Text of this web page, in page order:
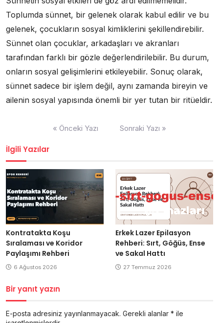
Toplumda sünnet, bir gelenek olarak kabul edilir ve bu
gelenek, çocukların sosyal kimliklerini şekillendirebilir.
Sünnet olan çocuklar, arkadaşları ve akranları
tarafından farklı bir gözle değerlendirilebilir. Bu durum,
onların sosyal gelişimlerini etkileyebilir. Sonuç olarak,
sünnet sadece bir işlem değil, aynı zamanda bireyin ve
ailenin sosyal yapısında önemli bir yer tutan bir ritüeldir.
« Önceki Yazı Sonraki Yazı »
İlgili Yazılar
Kontratakta Koşu
Sıralaması ve Koridor
Paylaşımı Rehberi
6 Ağustos 2026
Erkek Lazer Epilasyon
Rehberi: Sırt, Göğüs, Ense
ve Sakal Hattı
27 Temmuz 2026
Bir yanıt yazın
E-posta adresiniz yayınlanmayacak. Gerekli alanlar * ile